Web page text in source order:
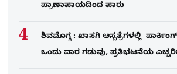
ಪ್ರಾಣಾಪಾಯದಿಂದ ಪಾರು
ಶಿವಮೊಗ್ಗ : ಖಾಸಗಿ ಆಸ್ಪತ್ರೆಗಳಲ್ಲಿ
ಒಂದು ವಾರ ಗಡುವು, ಪ್ರತಿಭಟನೆಯ